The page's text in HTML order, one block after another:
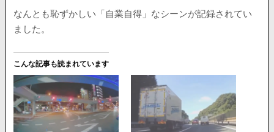
なんとも恥ずかしい「自業自得」なシーンが記録されてい
ました。
こんな記事も読まれています